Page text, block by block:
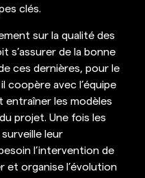
clés.
sur la qualité des
s’assurer de la bonne
ces dernières, pour le
coopère avec l’équipe
les modèles
projet. Une fois les
leur
l’intervention de
et organise l’évolution